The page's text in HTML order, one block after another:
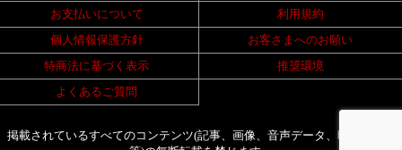
お支払いについて
利用規約
個人情報保護方針
お客さまへのお願い
特商法に基づく表示
推奨環境
よくあるご質問
掲載されているすべてのコンテンツ(記事、画像、音声データ、映像データ